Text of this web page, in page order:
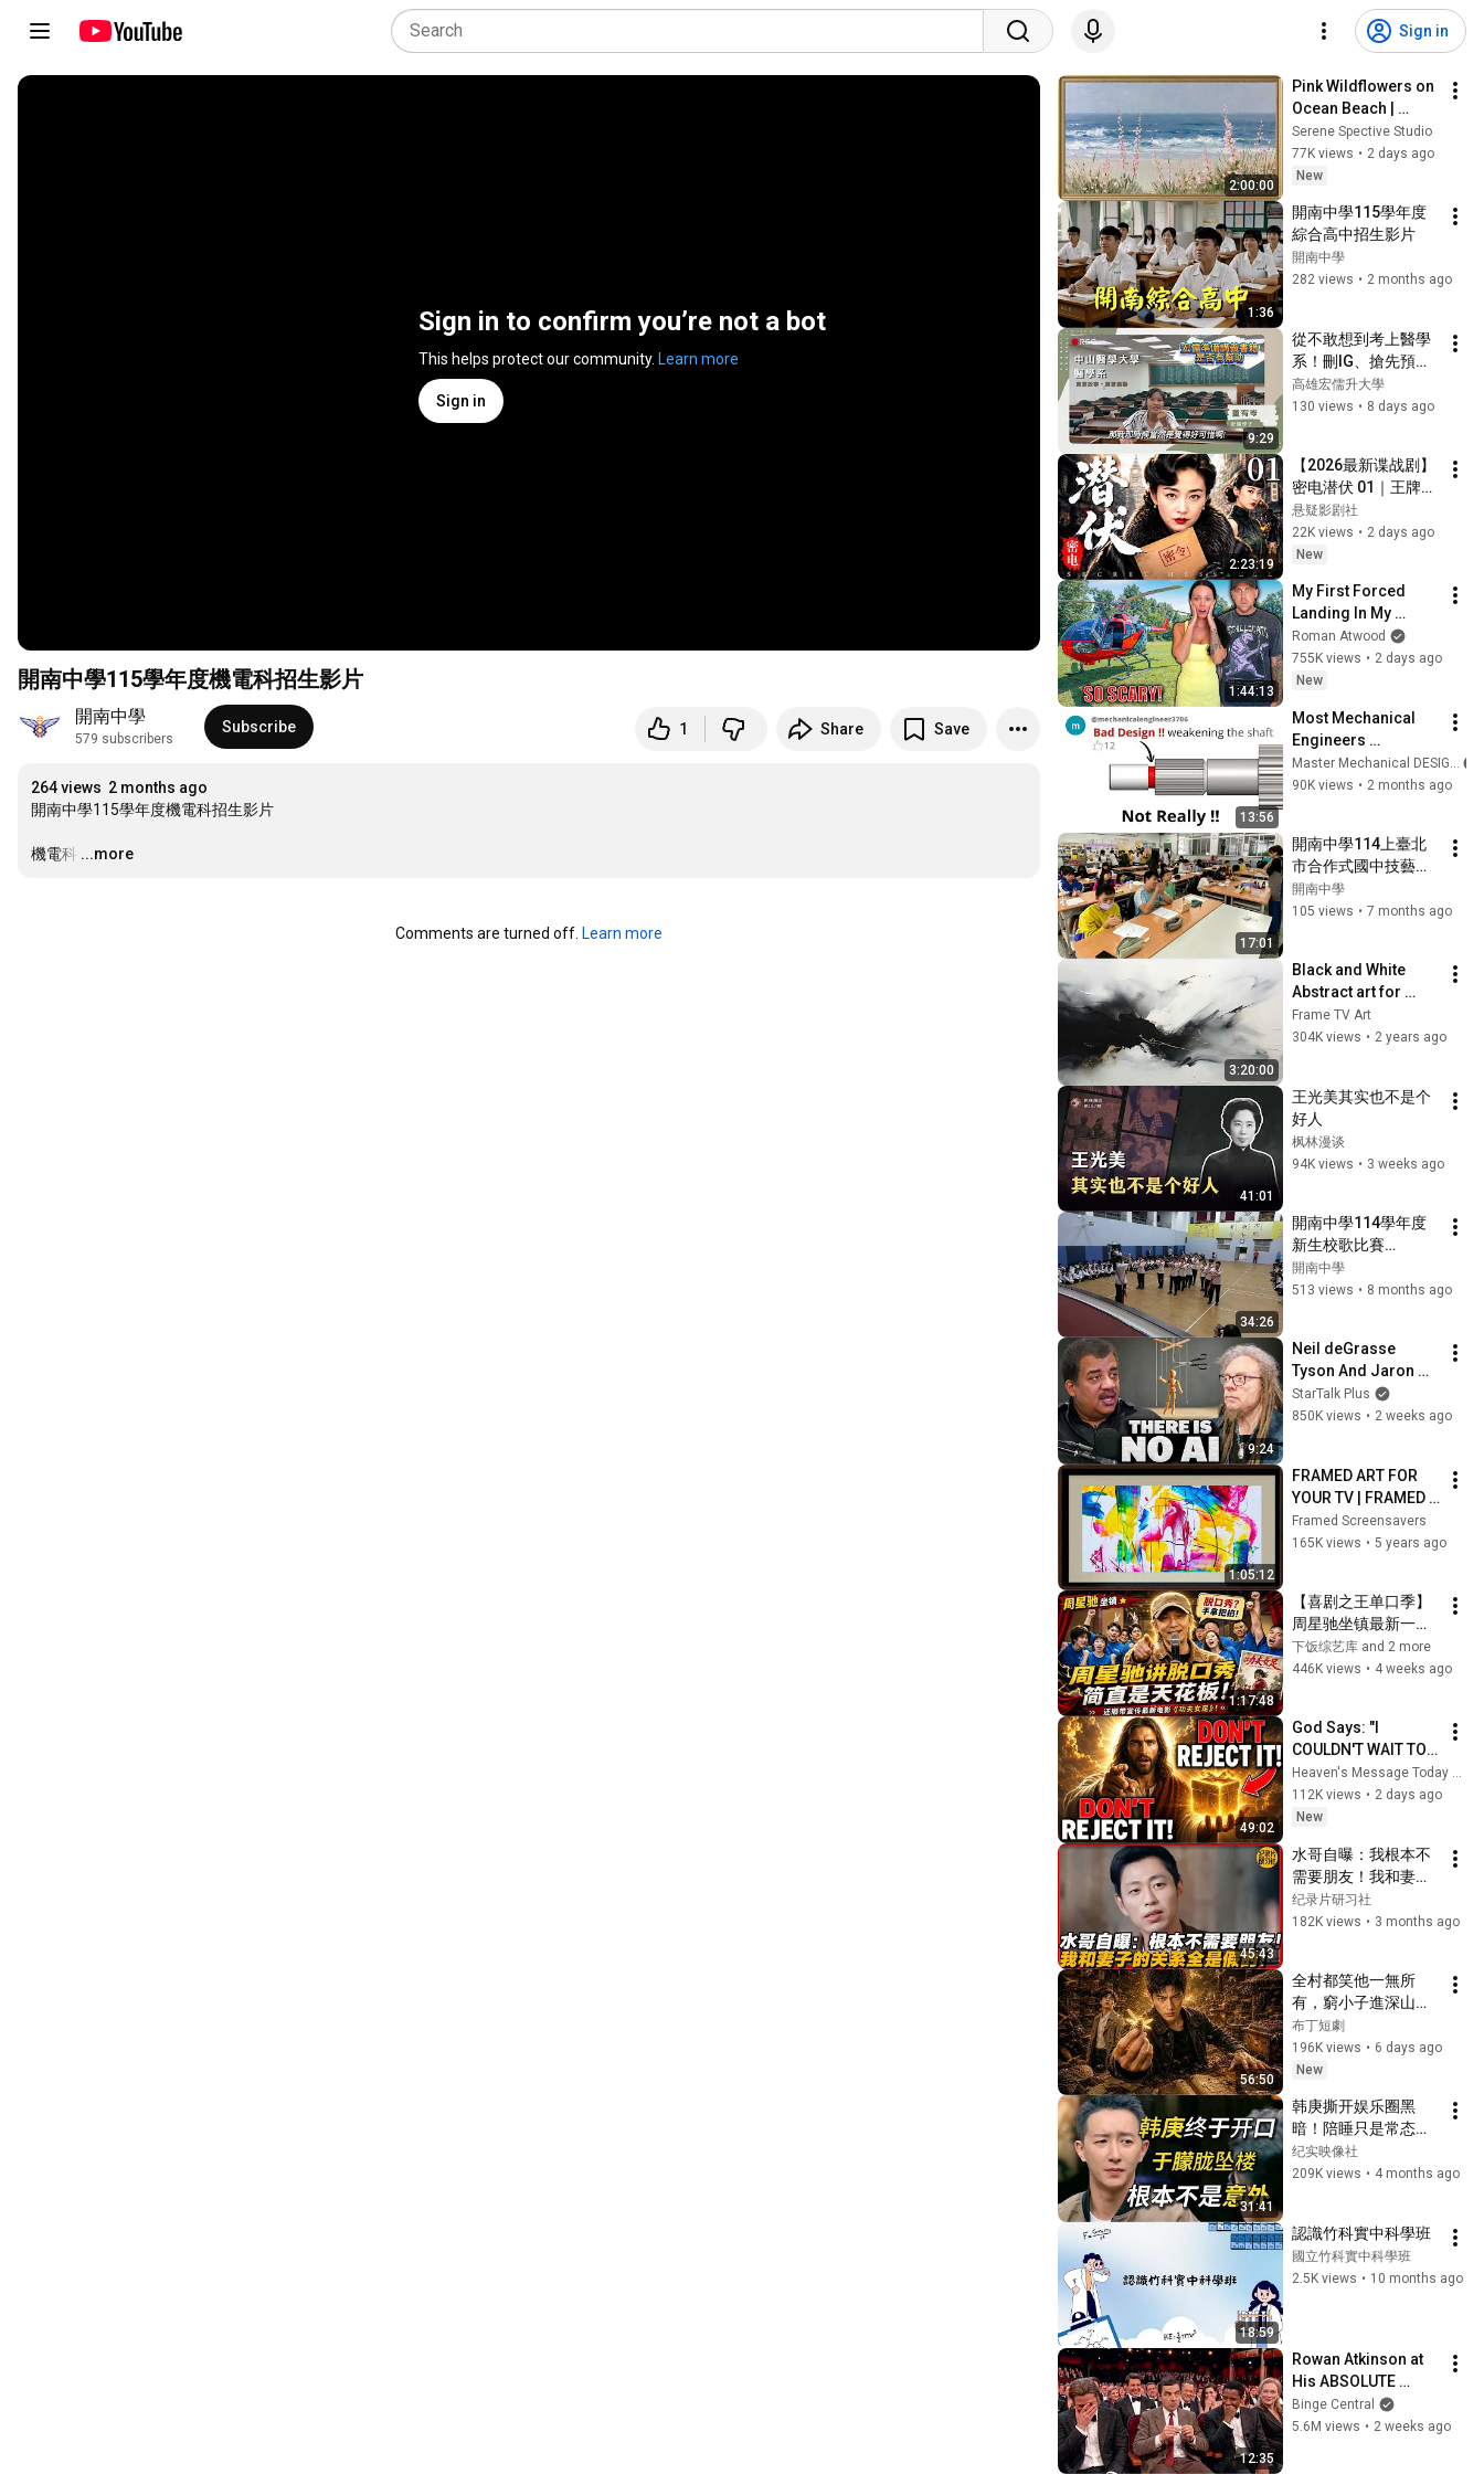
Sign in
Sign in to confirm you’re not a bot
This helps protect our community. Learn more
Sign in
開南中學115學年度機電科招生影片
開南中學
579 subscribers
Subscribe 1 Share Save
264 views 2 months ago
開南中學115學年度機電科招生影片
機電科 …
...more
Comments are turned off. Learn more
2:00:00
Pink Wildflowers on
Ocean Beach |
Vintage Coastal
Seascape Oil
Painting | 4K
Screensaver
Serene Spective Studio
77K views • 2 days ago
New
1:36
開南中學115學年度
綜合高中招生影片
開南中學
282 views • 2 months ago
9:29
從不敢想到考上醫學
系！刪IG、搶先預
習、面試臨場應變，
學測重考逆轉全紀錄
高雄宏儒升大學
130 views • 8 days ago
2:23:19
【2026最新谍战剧】
密电潜伏 01｜王牌女
特工孤身潜入敌方机
关，破解绝密电码传
递情报，身份即将暴
终于现身！#大陆剧
#2026 #谍战剧 #王
丽坤
悬疑影剧社
22K views • 2 days ago
New
1:44:13
My First Forced
Landing In My
Helicopter. Very
Scary Experience
But Everyone Is
Roman Atwood
755K views • 2 days ago
New
13:56
Most Mechanical
Engineers
Misunderstood this
simple Feature
90K views • 2 months ago
17:01
開南中學114上臺北
市合作式國中技藝教
育課程結業式
(2025/12/09)
開南中學
105 views • 7 months ago
3:20:00
Black and White
Abstract art for
Frame TV | Smart TV
paintings |
Frame TV Art
304K views • 2 years ago
41:01
王光美其实也不是个
好人
枫林漫谈
94K views • 3 weeks ago
34:26
開南中學114學年度
新生校歌比賽
(2025/11/19)
開南中學
513 views • 8 months ago
9:24
Neil deGrasse
Tyson And Jaron
Lanier on the AI
Illusion
StarTalk Plus
850K views • 2 weeks ago
1:05:12
FRAMED ART FOR
YOUR TV | FRAMED
SCREENSAVER
Framed Screensavers
165K views • 5 years ago
1:17:48
【喜剧之王单口季】
周星驰坐镇最新一季
单口季！星爷讲起脱
口秀简直是手拿把
#周星驰 #搞笑
下饭综艺库 and 2 more
446K views • 4 weeks ago
49:02
God Says: "I
COULDN'T WAIT TO
GIVE THIS TO YOU" |
God Message
Today ~ Gods
Heaven's Message Today and God’s Daily Blessings
112K views • 2 days ago
New
45:43
水哥自曝：我根本不
需要朋友！我和妻子
的关系全是假的！#
历史 #文化 #聊天 #
#熱門 #推薦 #香港#
林志玲 #蔡康永
纪录片研习社
182K views • 3 months ago
56:50
全村都笑他一無所
有，窮小子進深山靠
神秘蜂蜜翻身！#被
踢出局後我成了山野
蜂王 #鄉村逆襲 #創
窮小子逆襲 #打臉爽
劇 #白手起家 #人生
翻盤 #熱門短劇
布丁短劇
196K views • 6 days ago
New
31:41
韩庚撕开娱乐圈黑
暗！陪睡只是常态！
于朦胧之死背后水太
深！#窦文涛 #圆桌
家庭 #娱乐圈 #于朦
胧
纪实映像社
209K views • 4 months ago
18:59
認識竹科實中科學班
國立竹科實中科學班
2.5K views • 10 months ago
12:35
Rowan Atkinson at
His ABSOLUTE
Funniest!
Binge Central
5.6M views • 2 weeks ago